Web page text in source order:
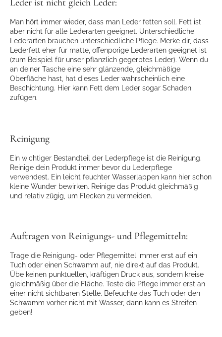
Leder ist nicht gleich Leder:
Man hört immer wieder, dass man Leder fetten soll. Fett ist
aber nicht für alle Lederarten geeignet. Unterschiedliche
Lederarten brauchen unterschiedliche Pflege. Merke dir, dass
Lederfett eher für matte, offenporige Lederarten geeignet ist
(zum Beispiel für unser pflanzlich gegerbtes Leder). Wenn du
an deiner Tasche eine sehr glänzende, gleichmäßige
Oberfläche hast, hat dieses Leder wahrscheinlich eine
Beschichtung. Hier kann Fett dem Leder sogar Schaden
zufügen.
Reinigung
Ein wichtiger Bestandteil der Lederpflege ist die Reinigung.
Reinige dein Produkt immer bevor du Lederpflege
verwendest. Ein leicht feuchter Wasserlappen kann hier schon
kleine Wunder bewirken. Reinige das Produkt gleichmäßig
und relativ zügig, um Flecken zu vermeiden.
Auftragen von Reinigungs- und Pflegemitteln:
Trage die Reinigung- oder Pflegemittel immer erst auf ein
Tuch oder einen Schwamm auf, nie direkt auf das Produkt.
Übe keinen punktuellen, kräftigen Druck aus, sondern kreise
gleichmäßig über die Fläche. Teste die Pflege immer erst an
einer nicht sichtbaren Stelle. Befeuchte das Tuch oder den
Schwamm vorher nicht mit Wasser, dann kann es Streifen
geben!